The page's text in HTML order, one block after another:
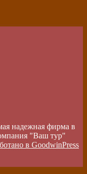
надежная фирма в
"Ваш тур"
в GoodwinPress